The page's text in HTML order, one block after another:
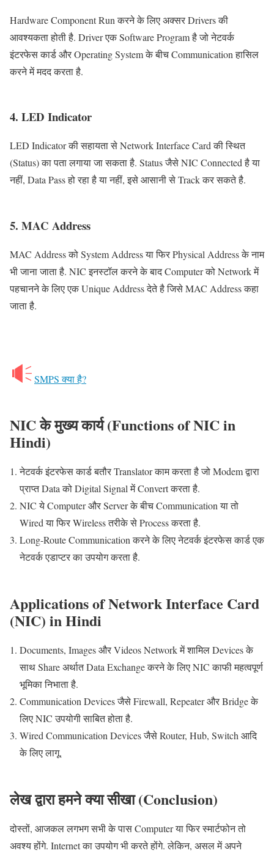
Hardware Component Run करने के लिए अक्सर Drivers की
आवश्यकता होती है. Driver एक Software Program है जो नेटवर्क
इंटरफेस कार्ड और Operating System के बीच Communication हासिल
करने में मदद करता है.
4. LED Indicator
LED Indicator की सहायता से Network Interface Card की स्थित
(Status) का पता लगाया जा सकता है. Status जैसे NIC Connected है या
नहीं, Data Pass हो रहा है या नहीं, इसे आसानी से Track कर सकते है.
5. MAC Address
MAC Address को System Address या फिर Physical Address के नाम
भी जाना जाता है. NIC इनस्टॉल करने के बाद Computer को Network में
पहचानने के लिए एक Unique Address देते है जिसे MAC Address कहा
जाता है.
SMPS क्या है?
NIC के मुख्य कार्य (Functions of NIC in
Hindi)
नेटवर्क इंटरफेस कार्ड बतौर Translator काम करता है जो Modem द्वारा
प्राप्त Data को Digital Signal में Convert करता है.
NIC ये Computer और Server के बीच Communication या तो
Wired या फिर Wireless तरीके से Process करता है.
Long-Route Communication करने के लिए नेटवर्क इंटरफेस कार्ड एक
नेटवर्क एडाप्टर का उपयोग करता है.
Applications of Network Interface Card
(NIC) in Hindi
Documents, Images और Videos Network में शामिल Devices के
साथ Share अर्थात Data Exchange करने के लिए NIC काफी महत्वपूर्ण
भूमिका निभाता है.
Communication Devices जैसे Firewall, Repeater और Bridge के
लिए NIC उपयोगी साबित होता है.
Wired Communication Devices जैसे Router, Hub, Switch आदि
के लिए लागू.
लेख द्वारा हमने क्या सीखा (Conclusion)
दोस्तों, आजकल लगभग सभी के पास Computer या फिर स्मार्टफोन तो
अवश्य होंगे. Internet का उपयोग भी करते होंगे. लेकिन, असल में अपने